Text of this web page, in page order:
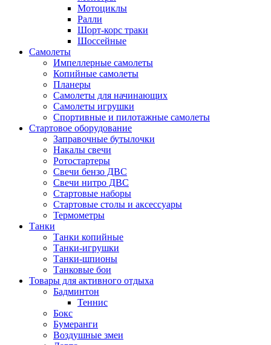
Мотоциклы
Ралли
Шорт-корс траки
Шоссейные
Самолеты
Импеллерные самолеты
Копийные самолеты
Планеры
Самолеты для начинающих
Самолеты игрушки
Спортивные и пилотажные самолеты
Стартовое оборудование
Заправочные бутылочки
Накалы свечи
Ротостартеры
Свечи бензо ДВС
Свечи нитро ДВС
Стартовые наборы
Стартовые столы и аксессуары
Термометры
Танки
Танки копийные
Танки-игрушки
Танки-шпионы
Танковые бои
Товары для активного отдыха
Бадминтон
Теннис
Бокс
Бумеранги
Воздушные змеи